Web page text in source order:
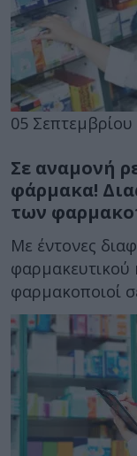
05 Σεπτεμβρίου
Σε αναμονή
φάρμακα!
των
Με έντονες
φαρμακευτικού
φαρμακοποιοί